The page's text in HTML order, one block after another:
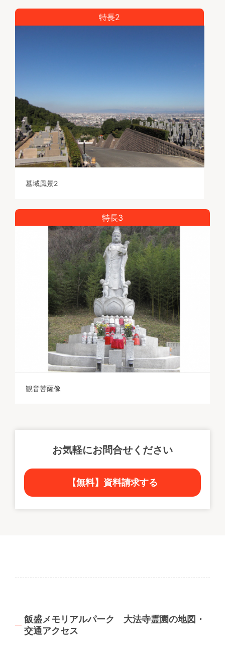
特長2
墓域風景2
特長3
観音菩薩像
お気軽にお問合せください
【無料】資料請求する
飯盛メモリアルパーク 大法寺霊園の地図・
交通アクセス